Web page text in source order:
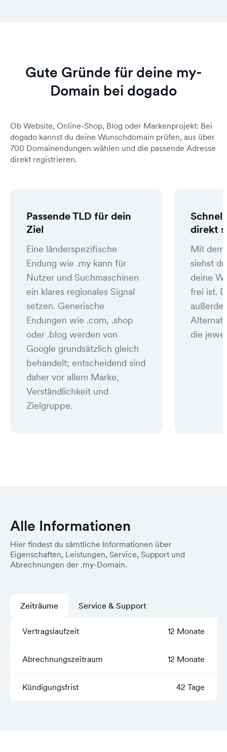
Gute Gründe für deine my-
Domain bei dogado
Ob Website, Online-Shop, Blog oder Markenprojekt: Bei
dogado kannst du deine Wunschdomain prüfen, aus über
700 Domainendungen wählen und die passende Adresse
direkt registrieren.
Passende TLD für dein
Ziel
Eine länderspezifische
Endung wie .my kann für
Nutzer und Suchmaschinen
ein klares regionales Signal
setzen. Generische
Endungen wie .com, .shop
oder .blog werden von
Google grundsätzlich gleich
behandelt; entscheidend sind
daher vor allem Marke,
Verständlichkeit und
Zielgruppe.
direkt
Mit dem
siehst
deine
frei ist.
die
Alle Informationen
Hier findest du sämtliche Informationen über
Eigenschaften, Leistungen, Service, Support und
Abrechnungen der .my-Domain.
Zeiträume
Vertragslaufzeit 12 Monate
Abrechnungszeitraum 12 Monate
Kündigungsfrist 42 Tage
Service & Support